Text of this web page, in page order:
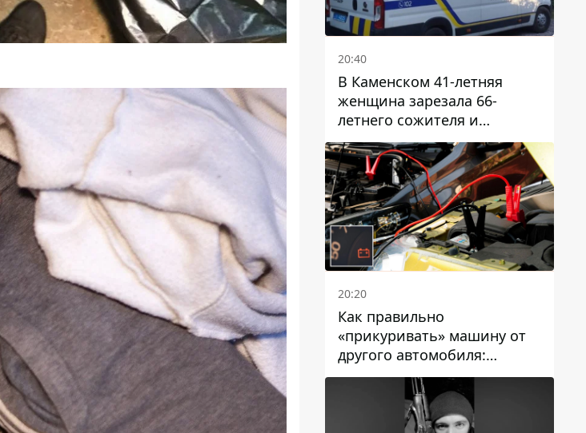
20:40
В Каменском 41-летняя
женщина зарезала 66-
летнего сожителя и
пыталась обмануть
полицейских
20:20
Как правильно
«прикуривать» машину от
другого автомобиля:
инструкция для водителей